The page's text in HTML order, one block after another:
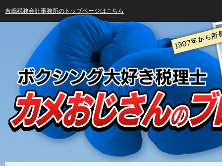
吉嶋税務会計事務所のトップページはこちら